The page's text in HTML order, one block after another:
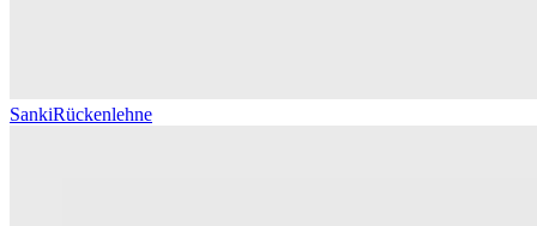
SankiRückenlehne